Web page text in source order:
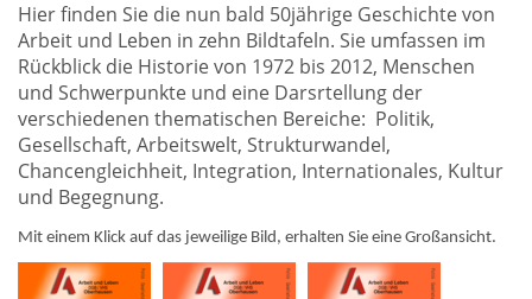
Hier finden Sie die nun bald 50jährige Geschichte von
Arbeit und Leben in zehn Bildtafeln. Sie umfassen im
Rückblick die Historie von 1972 bis 2012, Menschen
und Schwerpunkte und eine Darsrtellung der
verschiedenen thematischen Bereiche: Politik,
Gesellschaft, Arbeitswelt, Strukturwandel,
Chancengleichheit, Integration, Internationales, Kultur
und Begegnung.
Mit einem Klick auf das jeweilige Bild, erhalten Sie eine Großansicht.